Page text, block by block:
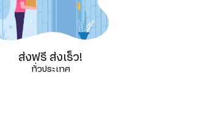
ส่งฟรี ส่งเร็ว!
ทั่วประเทศ